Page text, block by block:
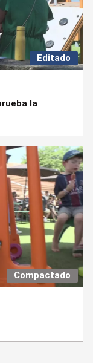
Editado
la
Compactado